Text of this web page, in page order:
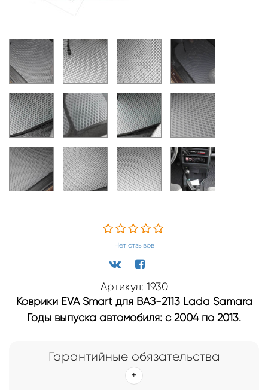
Нет отзывов
Артикул: 1930
Коврики EVA Smart для ВАЗ-2113 Lada Samara
Годы выпуска автомобиля: с 2004 по 2013.
Гарантийные обязательства